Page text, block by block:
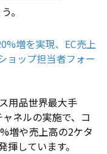
。
増を実現、EC売上
ョップ担当者フォー
用品世界最大手
ネルの実施で、コ
増や売上高の2ケタ
しています。